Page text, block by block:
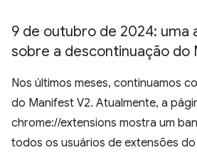
9 de outubro de 2024: uma
sobre a descontinuação do
Nos últimos meses, continuamos
do Manifest V2. Atualmente, a
chrome://extensions mostra um
todos os usuários de extensões